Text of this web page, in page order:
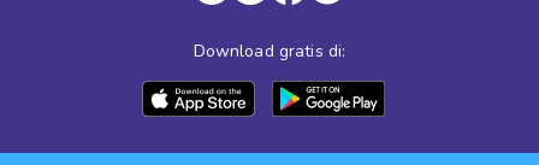
Download gratis di: